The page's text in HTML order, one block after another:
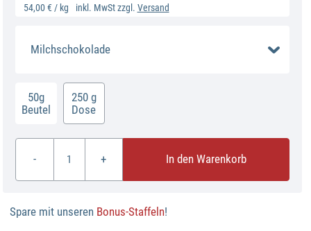
54,00 € / kg inkl. MwSt zzgl. Versand
Milchschokolade
50g
Beutel
250 g
Dose
- + In den Warenkorb
Spare mit unseren Bonus-Staffeln!